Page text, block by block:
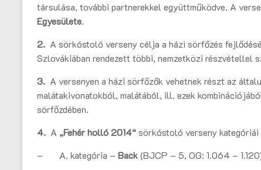
társulása, további partnerekkel együttműködve. A
Egyesülete.
2. A sörkóstoló verseny célja a házi sörfőzés
Szlovákiában rendezett többi, nemzetközi részvétellel
3. A versenyen a házi sörfőzők vehetnek részt az
malátakivonatokból, malátából, ill. ezek
sörfőzdében.
4. A „Fehér holló 2014“sörkóstoló verseny
– A. kategória –Back(BJCP – 5, OG: 1.064 –